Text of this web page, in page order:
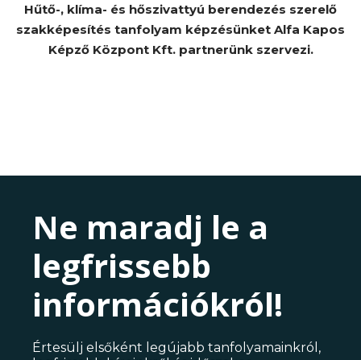
Hűtő-, klíma- és hőszivattyú berendezés szerelő
szakképesítés tanfolyam képzésünket Alfa Kapos
Képző Központ Kft. partnerünk szervezi.
Ne maradj le a
legfrissebb
információkról!
Értesülj elsőként legújabb tanfolyamainkról,